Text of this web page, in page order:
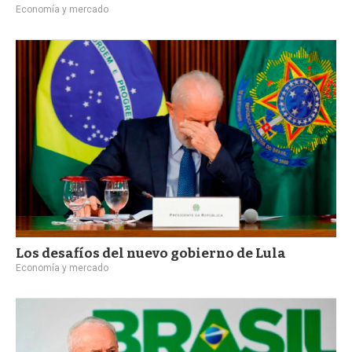
Economía y mercado
Los desafíos del nuevo gobierno de Lula
Economía y mercado